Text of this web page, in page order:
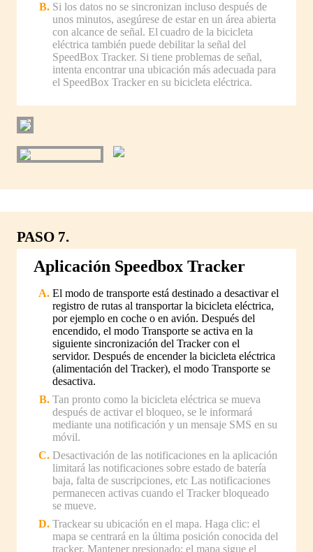
Si los datos no se sincronizan incluso después de
unos minutos, asegúrese de estar en un área abierta
con alcance de señal. El cuadro de la bicicleta
eléctrica también puede debilitar la señal del
SpeedBox Tracker. Si tiene problemas de señal,
intenta encontrar una ubicación más adecuada para
el SpeedBox Tracker en su bicicleta eléctrica.
PASO 7.
Aplicación Speedbox Tracker
El modo de transporte está destinado a desactivar el
registro de rutas al transportar la bicicleta eléctrica,
por ejemplo en coche o en avión. Después del
encendido, el modo Transporte se activa en la
siguiente sincronización del Tracker con el
servidor. Después de encender la bicicleta eléctrica
(alimentación del Tracker), el modo Transporte se
desactiva.
Tan pronto como la bicicleta eléctrica se mueva
después de activar el bloqueo, se le informará
mediante una notificación y un mensaje SMS en su
móvil.
Desactivación de las notificaciones en la aplicación
limitará las notificaciones sobre estado de batería
baja, falta de suscripciones, etc Las notificaciones
permanecen activas cuando el Tracker bloqueado
se mueve.
Trackear su ubicación en el mapa. Haga clic: el
mapa se centrará en la última posición conocida del
tracker. Mantener presionado: el mapa sigue el